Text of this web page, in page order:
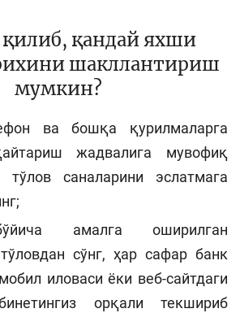
қандай яхши
шакллантириш
мумкин?
ва бошқа қурилмаларга
жадвалига мувофиқ
тўлов саналарини эслатмага
амалга оширилган
сўнг, ҳар сафар банк
иловаси ёки веб-сайтдаги
орқали текшириб